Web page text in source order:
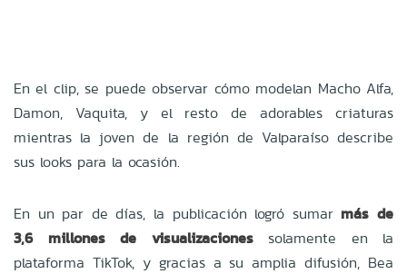
En el clip, se puede observar cómo modelan Macho Alfa,
Damon, Vaquita, y el resto de adorables criaturas
mientras la joven de la región de Valparaíso describe
sus looks para la ocasión.
En un par de días, la publicación logró sumar más de
3,6 millones de visualizacionessolamente en la
plataforma TikTok, y gracias a su amplia difusión, Bea